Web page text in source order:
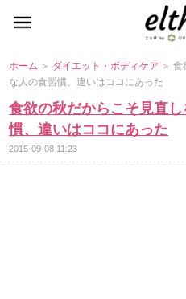
ホーム ＞ ダイエット・ボディケア ＞
な人の食習慣、違いはココにあった
食欲の秋だからこそ見直
慣、違いはココにあった
2015-09-08 11:23